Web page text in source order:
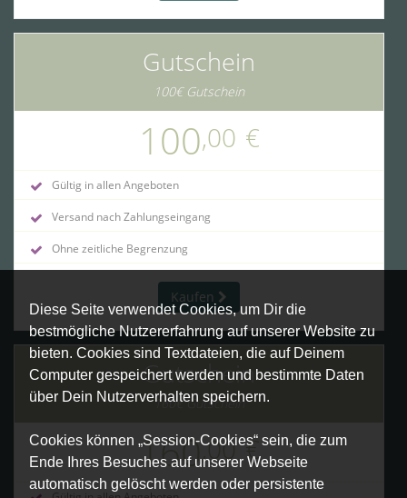
Diese Seite verwendet Cookies, um Dir die
bestmögliche Nutzererfahrung auf unserer Website zu
bieten. Cookies sind Textdateien, die auf Deinem
Computer gespeichert werden und bestimmte Daten
über Dein Nutzerverhalten speichern.
Cookies können „Session-Cookies“ sein, die zum
Ende Ihres Besuches auf unserer Webseite
automatisch gelöscht werden oder persistente
Gutschein
100€ Gutschein
100,00 €
Gültig in allen Angeboten
Versand nach Zahlungseingang
Ohne zeitliche Begrenzung
Kaufen
Gutschein
160€ Gutschein
160,00 €